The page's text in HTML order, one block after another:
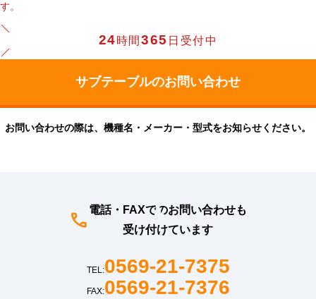
す。
24時間365 日受付中
お問い合わせの際は、機種名・メーカー・型式をお知らせください。
電話・FAXでのお問い合わせも
受け付けています
TEL:0569-21-7375
FAX:0569-21-7376